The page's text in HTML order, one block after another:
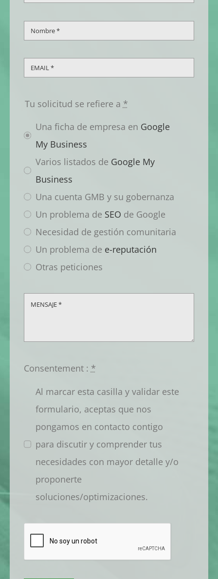
Tu solicitud se refiere a *
Una ficha de empresa en Google
My Business
Varios listados de Google My
Business
Una cuenta GMB y su gobernanza
Un problema de SEO de Google
Necesidad de gestión comunitaria
Un problema de e-reputación
Otras peticiones
Consentement : *
Al marcar esta casilla y validar este
formulario, aceptas que nos
pongamos en contacto contigo
para discutir y comprender tus
necesidades con mayor detalle y/o
proponerte
soluciones/optimizaciones.